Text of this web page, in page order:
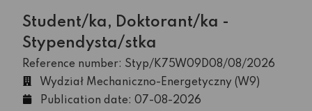
Student/ka, Doktorant/ka -
Stypendysta/stka
Reference number: Styp/K75W09D08/08/2026
Wydział Mechaniczno-Energetyczny (W9)
Publication date: 07-08-2026